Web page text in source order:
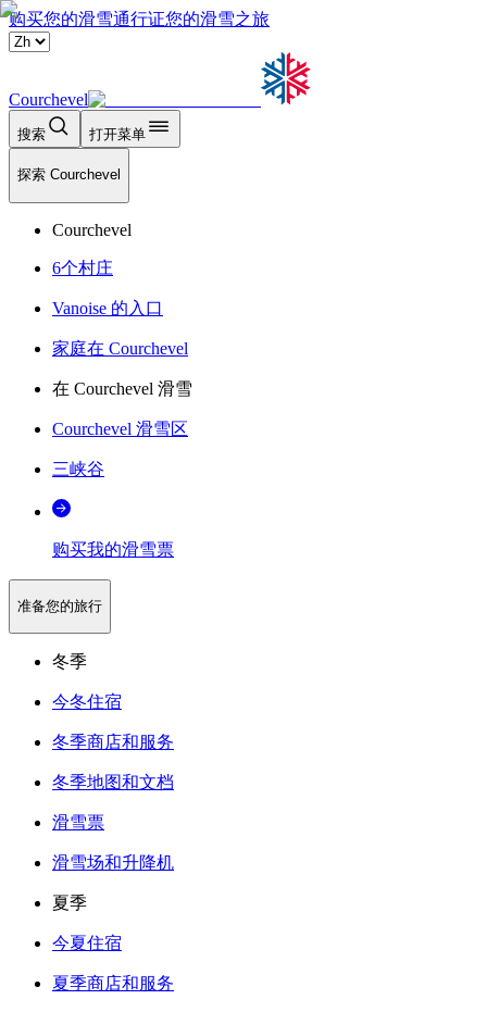
购买您的滑雪通行证您的滑雪之旅
Courchevel
搜索 打开菜单
探索 Courchevel
Courchevel
6个村庄
Vanoise 的入口
家庭在 Courchevel
在 Courchevel 滑雪
Courchevel 滑雪区
三峡谷
购买我的滑雪票
准备您的旅行
冬季
今冬住宿
冬季商店和服务
冬季地图和文档
滑雪票
滑雪场和升降机
夏季
今夏住宿
夏季商店和服务